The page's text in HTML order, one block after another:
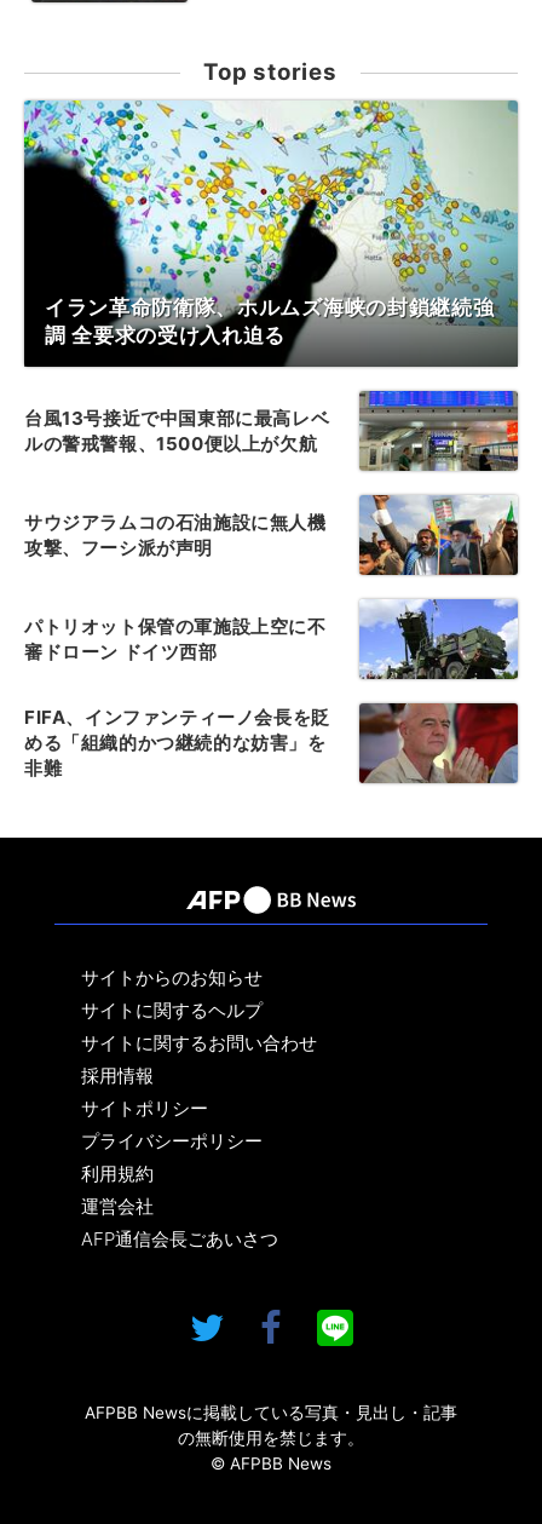
Top stories
イラン革命防衛隊、ホルムズ海峡の封鎖継続強
調 全要求の受け入れ迫る
台風13号接近で中国東部に最高レベ
ルの警戒警報、1500便以上が欠航
サウジアラムコの石油施設に無人機
攻撃、フーシ派が声明
パトリオット保管の軍施設上空に不
審ドローン ドイツ西部
FIFA、インファンティーノ会長を貶
める「組織的かつ継続的な妨害」を
非難
サイトからのお知らせ
サイトに関するヘルプ
サイトに関するお問い合わせ
採用情報
サイトポリシー
プライバシーポリシー
利用規約
運営会社
AFP通信会長ごあいさつ
AFPBB Newsに掲載している写真・見出し・記事
の無断使用を禁じます。
© AFPBB News